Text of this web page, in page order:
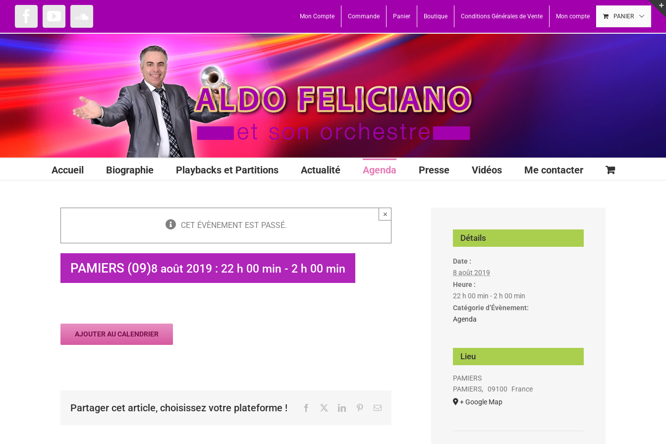
Passer
contenu
Mon Compte Commande Panier Boutique Conditions Générales de Vente Mon compte PANIER
Accueil Biographie Playbacks et Partitions Actualité Agenda Presse Vidéos Me contacter
CET ÉVÈNEMENT EST PASSÉ.
×
PAMIERS (09)8 août 2019 : 22 h 00 min - 2 h 00 min
AJOUTER AU CALENDRIER
Partager cet article, choisissez votre plateforme ! Facebook LinkedInPinterestEmail
Détails
Date :
8 août 2019
Heure :
22 h 00 min - 2 h 00 min
Catégorie d’Évènement:
Agenda
Lieu
PAMIERS
PAMIERS, 09100
France
+ Google Map